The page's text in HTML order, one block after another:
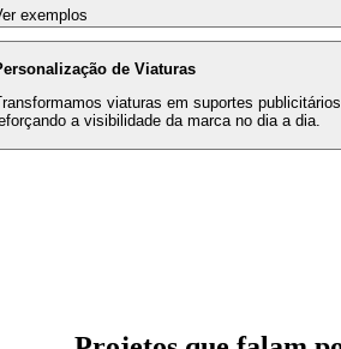
exemplos
de Viaturas
viaturas em suportes
a visibilidade da marca no dia a dia.